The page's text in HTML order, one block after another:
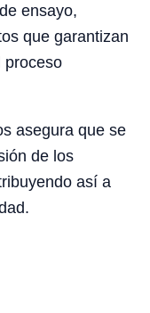
ensayo,
que garantizan
proceso
asegura que se
de los
así a